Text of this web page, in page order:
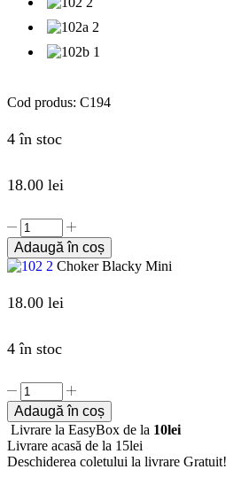
Cod produs: C194
4 în stoc
18.00 lei
Adaugă în coș
Choker Blacky Mini
18.00 lei
4 în stoc
Adaugă în coș
Livrare la EasyBox de la 10lei
Livrare acasă de la 15lei
Deschiderea coletului la livrare Gratuit!